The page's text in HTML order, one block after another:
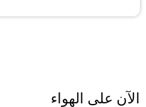
الآن على الهواء